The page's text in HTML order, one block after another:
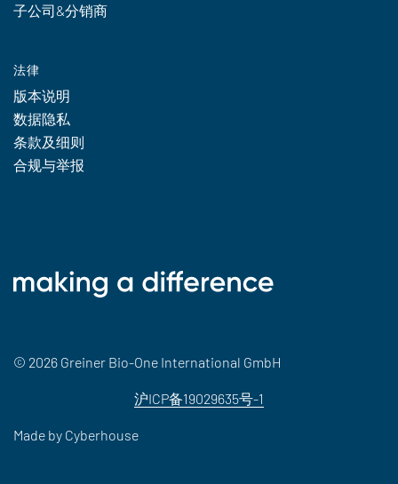
子公司&分销商
法律
版本说明
数据隐私
条款及细则
合规与举报
© 2026 Greiner Bio-One International GmbH
沪ICP备19029635号-1
Made by Cyberhouse